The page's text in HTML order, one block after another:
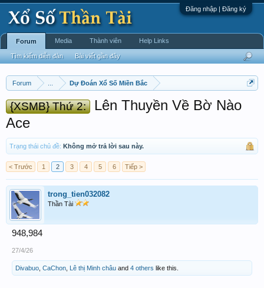
Đăng nhập | Đăng ký
Forum Dự Đoán Xổ Số Miền Bắc
{XSMB} Thứ 2:
Lên Thuyền Về Bờ Nào
Ace
Trạng thái chủ đề: Không mở trả lời sau này.
< Trước 1 2 3 4 5 6 Tiếp >
trong_tien032082
Thần Tài
948,984
27/4/26
Divabuo CaChon Lê thị Minh châu and 4 others like this.
Forum
Tìm kiếm diễn đàn Bài viết gần đây
Media Thành viên Help Links